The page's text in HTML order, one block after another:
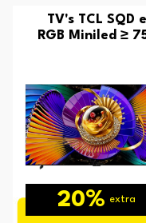
TV's TCL SQD e
RGB Miniled ≥
20% extra